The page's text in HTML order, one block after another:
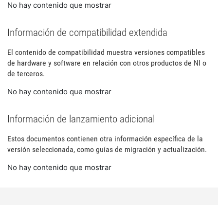
No hay contenido que mostrar
Información de compatibilidad extendida
El contenido de compatibilidad muestra versiones compatibles
de hardware y software en relación con otros productos de NI o
de terceros.
No hay contenido que mostrar
Información de lanzamiento adicional
Estos documentos contienen otra información específica de la
versión seleccionada, como guías de migración y actualización.
No hay contenido que mostrar